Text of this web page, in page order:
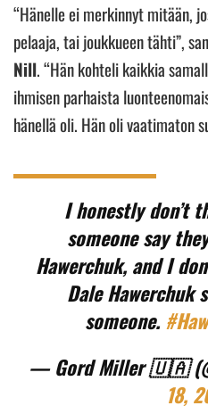
“Hänelle ei merkinnyt mitään,
pelaaja, tai joukkueen tähti”,
Nill. “Hän kohteli kaikkia
ihmisen parhaista
hänellä oli. Hän oli vaatimaton
I honestly don’t
someone say
Hawerchuk, and I
Dale Hawerchuk
someone.
— Gord Miller 🇺🇦
18,